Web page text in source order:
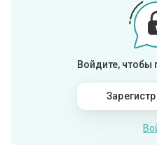
Войдите, чтобы